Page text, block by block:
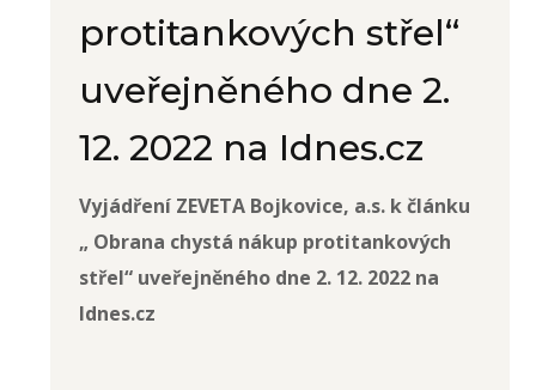
protitankových střel“
uveřejněného dne 2.
12. 2022 na Idnes.cz
Vyjádření ZEVETA Bojkovice, a.s. k článku
„ Obrana chystá nákup protitankových
střel“ uveřejněného dne 2. 12. 2022 na
Idnes.cz